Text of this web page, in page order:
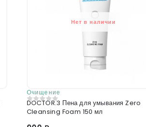
Нет в наличии
Очищение
0из 5
DOCTOR.3 Пена для умывания Zero
Cleansing Foam 150 мл